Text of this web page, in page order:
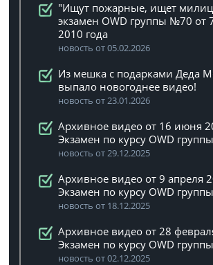
"Ищут пожарные, ищет
экзамен OWD группы №70 от
2010 года
новость от 05.02.2026
Из мешка с подарками Деда
выпало новогоднее видео!
новость от 23.01.2026
Архивное видео от 16 июня
Экзамен по курсу OWD
новость от 29.12.2025
Архивное видео от 9 апреля
Экзамен по курсу OWD
новость от 18.12.2025
Архивное видео от 28
Экзамен по курсу OWD
новость от 02.12.2025